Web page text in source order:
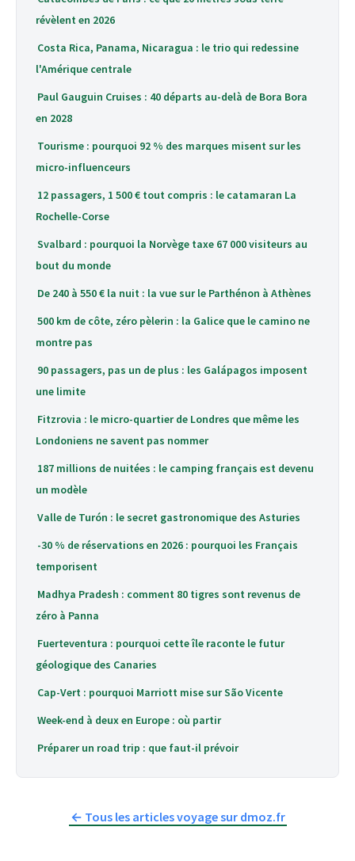
révèlent en 2026
Costa Rica, Panama, Nicaragua : le trio qui redessine
l'Amérique centrale
Paul Gauguin Cruises : 40 départs au-delà de Bora Bora
en 2028
Tourisme : pourquoi 92 % des marques misent sur les
micro-influenceurs
12 passagers, 1 500 € tout compris : le catamaran La
Rochelle-Corse
Svalbard : pourquoi la Norvège taxe 67 000 visiteurs au
bout du monde
De 240 à 550 € la nuit : la vue sur le Parthénon à Athènes
500 km de côte, zéro pèlerin : la Galice que le camino ne
montre pas
90 passagers, pas un de plus : les Galápagos imposent
une limite
Fitzrovia : le micro-quartier de Londres que même les
Londoniens ne savent pas nommer
187 millions de nuitées : le camping français est devenu
un modèle
Valle de Turón : le secret gastronomique des Asturies
-30 % de réservations en 2026 : pourquoi les Français
temporisent
Madhya Pradesh : comment 80 tigres sont revenus de
zéro à Panna
Fuerteventura : pourquoi cette île raconte le futur
géologique des Canaries
Cap-Vert : pourquoi Marriott mise sur São Vicente
Week-end à deux en Europe : où partir
Préparer un road trip : que faut-il prévoir
← Tous les articles voyage sur dmoz.fr